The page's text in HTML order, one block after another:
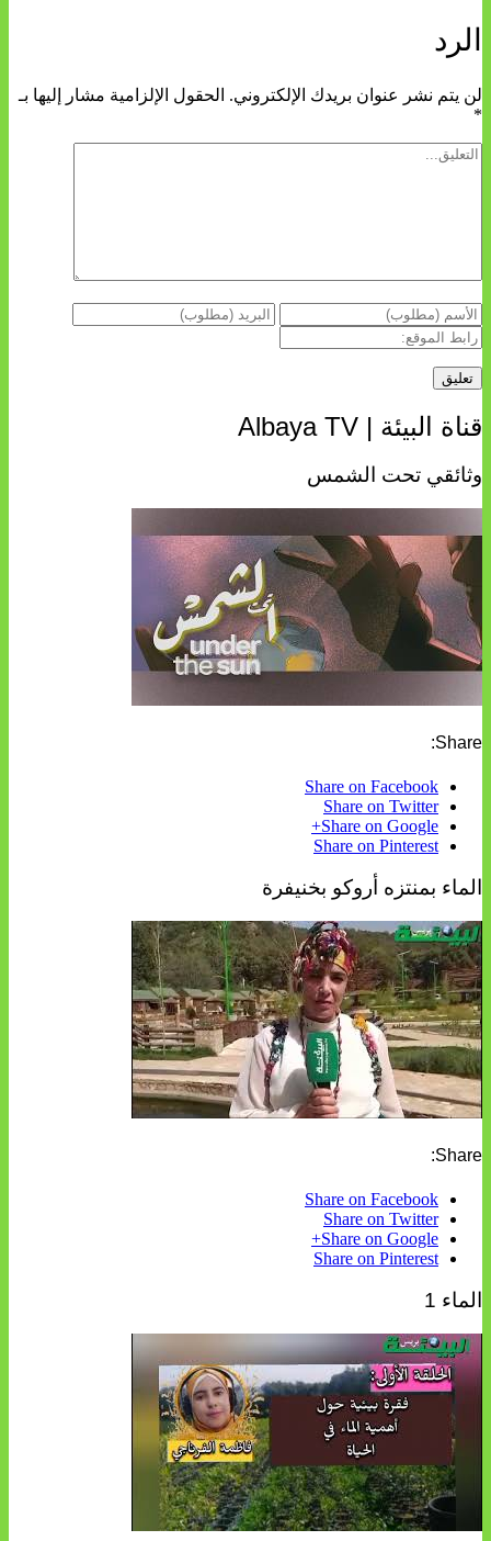
الرد
لن يتم نشر عنوان بريدك الإلكتروني. الحقول الإلزامية مشار إليها بـ
*
قناة البيئة | Albaya TV
وثائقي تحت الشمس
Share:
Share on Facebook
Share on Twitter
Share on Google+
Share on Pinterest
الماء بمنتزه أروكو بخنيفرة
Share:
Share on Facebook
Share on Twitter
Share on Google+
Share on Pinterest
الماء 1